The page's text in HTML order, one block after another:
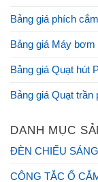
Bảng giá phích
Bảng giá Máy
Bảng giá Quạt hút
Bảng giá Quạt trần
DANH MỤC
ĐÈN CHIẾU
CÔNG TẮC Ổ